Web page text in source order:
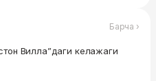
Барча ›
Вилла”даги келажаги